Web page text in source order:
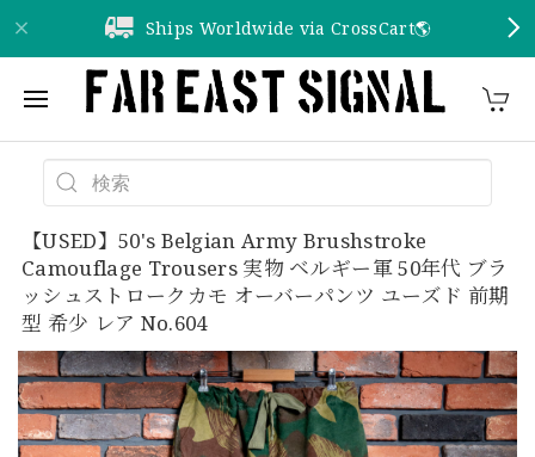
Ships Worldwide via CrossCart🌎️
【USED】50's Belgian Army Brushstroke
Camouflage Trousers 実物 ベルギー軍 50年代 ブラ
ッシュストロークカモ オーバーパンツ ユーズド 前期
型 希少 レア No.604